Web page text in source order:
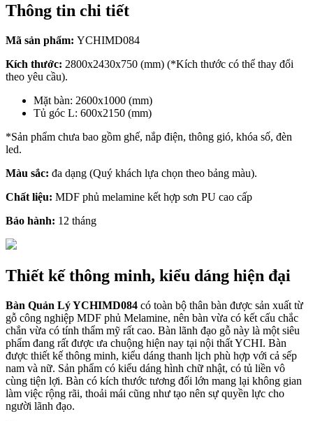
Thông tin chi tiết
Mã sản phẩm: YCHIMD084
Kích thước: 2800x2430x750 (mm) (*Kích thước có thể thay đổi
theo yêu cầu).
Mặt bàn: 2600x1000 (mm)
Tủ góc L: 600x2150 (mm)
*Sản phẩm chưa bao gồm ghế, nắp điện, thông gió, khóa số, đèn
led.
Màu sắc: đa dạng (Quý khách lựa chọn theo bảng màu).
Chất liệu: MDF phủ melamine kết hợp sơn PU cao cấp
Bảo hành: 12 tháng
Thiết kế thông minh, kiểu dáng hiện đại
Bàn Quản Lý YCHIMD084 có toàn bộ thân bàn được sản xuất từ
gỗ công nghiệp MDF phủ Melamine, nên bàn vừa có kết cấu chắc
chắn vừa có tính thẩm mỹ rất cao. Bàn lãnh đạo gỗ này là một siêu
phẩm đang rất được ưa chuộng hiện nay tại nội thất YCHI. Bàn
được thiết kế thông minh, kiểu dáng thanh lịch phù hợp với cả sếp
nam và nữ. Sản phẩm có kiểu dáng hình chữ nhật, có tủ liền vô
cùng tiện lợi. Bàn có kích thước tương đối lớn mang lại không gian
làm việc rộng rãi, thoải mái cũng như tạo nên sự quyền lực cho
người lãnh đạo.